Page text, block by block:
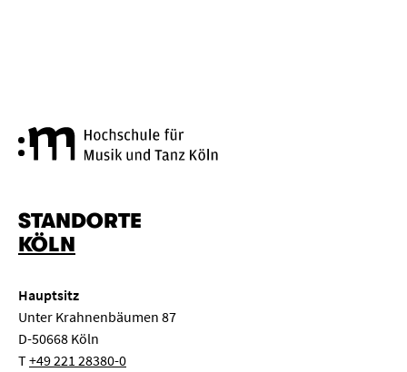
STANDORTE
KÖLN
Hauptsitz
Unter Krahnenbäumen 87
D-50668 Köln
T+49 221 28380-0